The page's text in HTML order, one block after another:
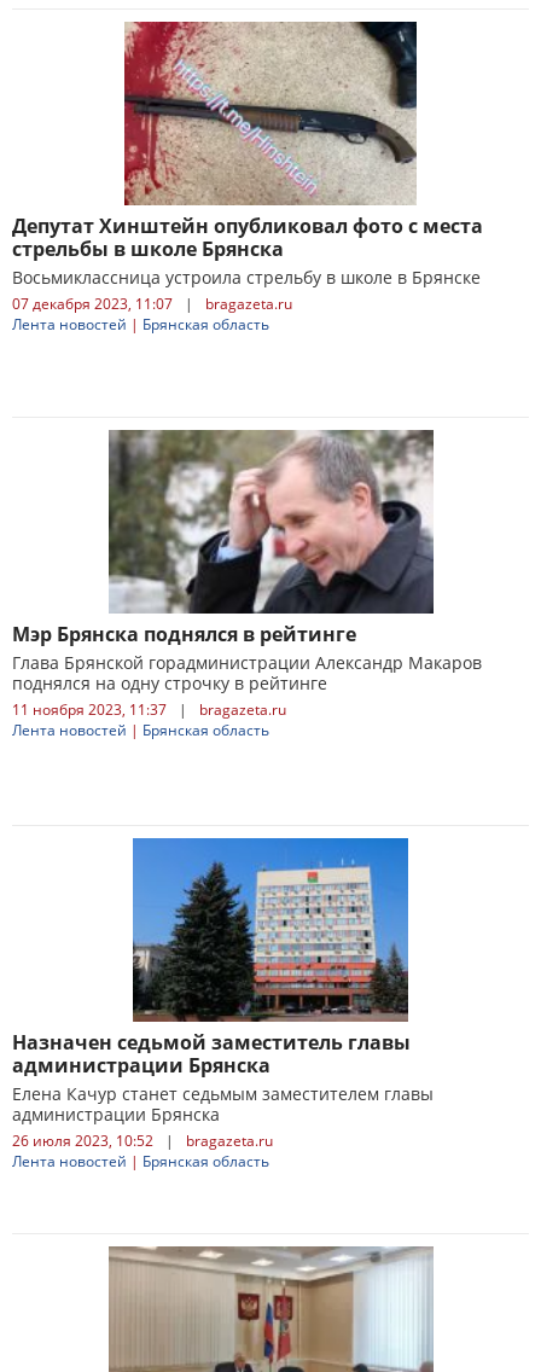
Депутат Хинштейн опубликовал фото с места
стрельбы в школе Брянска
Восьмиклассница устроила стрельбу в школе в Брянске
07 декабря 2023, 11:07 |
bragazeta.ru
Лента новостей | Брянская область
Мэр Брянска поднялся в рейтинге
Глава Брянской горадминистрации Александр Макаров
поднялся на одну строчку в рейтинге
11 ноября 2023, 11:37 |
bragazeta.ru
Лента новостей | Брянская область
Назначен седьмой заместитель главы
администрации Брянска
Елена Качур станет седьмым заместителем главы
администрации Брянска
26 июля 2023, 10:52 |
bragazeta.ru
Лента новостей | Брянская область